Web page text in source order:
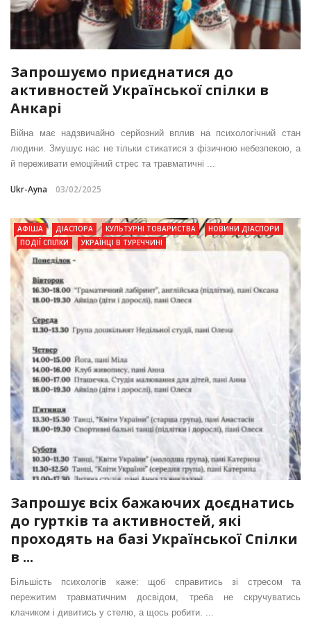
Запрошуємо приєднатися до
активностей Української спілки в
Анкарі
Війна має надзвичайно серйозний вплив на психологічний стан
людини. Змушує нас не тільки стикатися з фізичною небезпекою, а
й переживати емоційний стрес та травматичні ...
Ukr-Ayna 03/02/2025
АФІША ДІАСПОРА КУЛЬТУРНІ ТОВАРИСТВА
НОВИНИ ДІАСПОРИ
ПОДІЇ СПІЛКИ
УКРАЇНЦІ В ТУРЕЧЧИНІ
Запрошує всіх бажаючих доєднатись
до гуртків та активностей, які
проходять на базі Української Спілки
в ...
Більшість психологів каже: щоб справитись зі стресом та
пережитим травматичним досвідом, треба не скручуватись
клачиком і дивитись у стелю, а щось робити. ...